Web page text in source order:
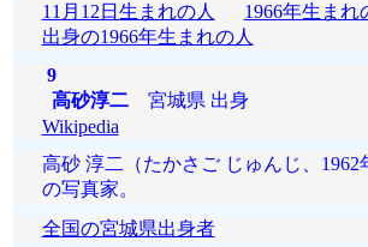
11月12日生まれの人
1966年生まれ
出身の1966年生まれの人
9
高砂淳二宮城県 出身
Wikipedia
高砂 淳二（たかさご じゅんじ、1962
の写真家。
全国の宮城県出身者